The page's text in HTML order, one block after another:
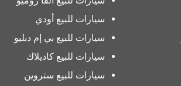
سيارات للبيع أودي
سيارات للبيع بي إم دبليو
سيارات للبيع كاديلاك
سيارات للبيع ستروين